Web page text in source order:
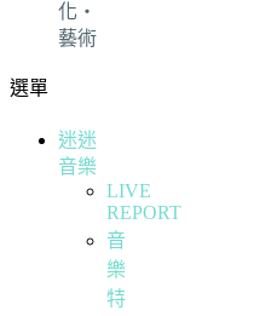
化・
藝術
選單
迷迷
音樂
LIVE
REPORT
音
樂
特